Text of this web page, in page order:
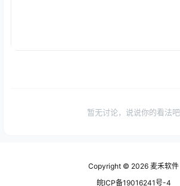
暂无讨论，说说你的看法吧
Copyright © 2026 麦禾软件
皖ICP备19016241号-4